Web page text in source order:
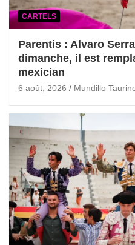
CARTELS
Parentis : Alvaro
dimanche, il est
mexician
6 août, 2026 Mundillo